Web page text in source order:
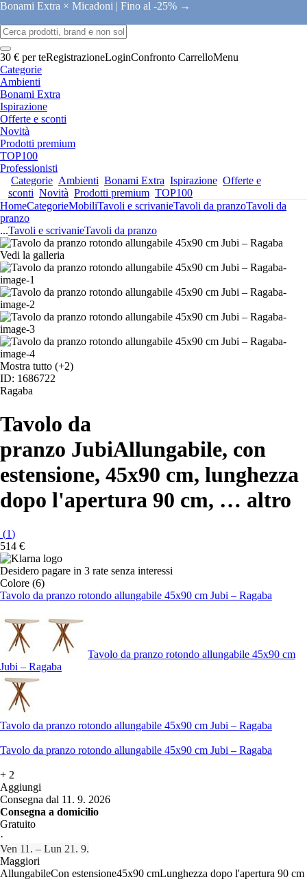
Bonami Extra × Micadoni | Fino al -25% →
30 € per teRegistrazioneLoginConfronto CarrelloMenu
Categorie
Ambienti
Bonami Extra
Ispirazione
Offerte e sconti
Novità
Prodotti premium
TOP100
Professionisti
Categorie Ambienti Bonami Extra Ispirazione Offerte e
sconti Novità Prodotti premium TOP100
HomeCategorieMobiliTavoli e scrivanieTavoli da pranzoTavoli da
pranzo
...Tavoli e scrivanieTavoli da pranzo
Vedi la galleria
Mostra tutto (+2)
ID: 1686722
Ragaba
Tavolo da
pranzo JubiAllungabile, con
estensione, 45x90 cm, lunghezza
dopo l'apertura 90 cm, … altro
(1)
514 €
Desidero pagare in 3 rate senza interessi
Colore (6)
Tavolo da pranzo rotondo allungabile 45x90 cm Jubi – Ragaba
Tavolo da pranzo rotondo allungabile 45x90 cm
Jubi – Ragaba
Tavolo da pranzo rotondo allungabile 45x90 cm Jubi – Ragaba
Tavolo da pranzo rotondo allungabile 45x90 cm Jubi – Ragaba
+ 2
Aggiungi
Consegna dal 11. 9. 2026
Consegna a domicilio
Gratuito
·
Ven 11. – Lun 21. 9.
Maggiori
AllungabileCon estensione45x90 cmLunghezza dopo l'apertura 90 cm